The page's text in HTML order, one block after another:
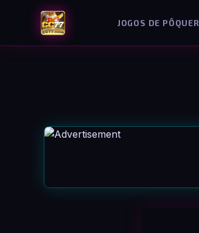
JOGOS DE PÔQUER